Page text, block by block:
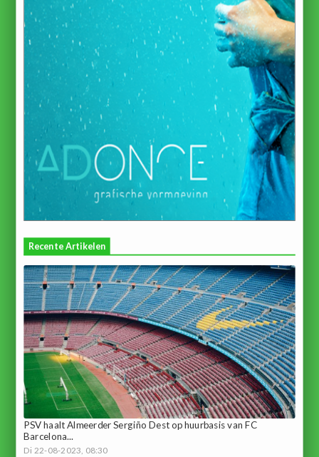
Recente Artikelen
PSV haalt Almeerder Sergiño Dest op huurbasis van FC
Barcelona...
Di 22-08-2023, 08:30